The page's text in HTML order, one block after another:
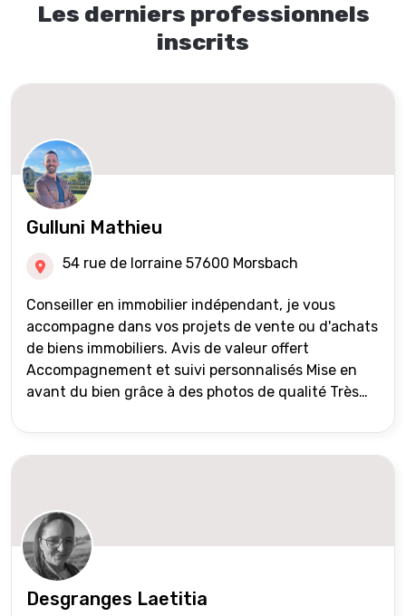
Les derniers professionnels
inscrits
Gulluni Mathieu
54 rue de lorraine 57600 Morsbach
Conseiller en immobilier indépendant, je vous
accompagne dans vos projets de vente ou d'achats
de biens immobiliers. Avis de valeur offert
Accompagnement et suivi personnalisés Mise en
avant du bien grâce à des photos de qualité Très
international) Validation du financement des
acquéreurs auprès de partenaires financiers
réseau Iad France et Iad Deutschland Inter agence
Desgranges Laetitia